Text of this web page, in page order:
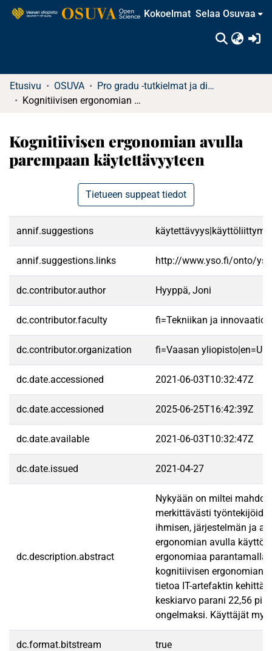
Kokoelmat Selaa Osuvaa
Etusivu OSUVA
Pro gradu -tutkielmat ja diplomityöt
Kognitiivisen ergonomian avulla parempaan käytettävyyteen
Kognitiivisen ergonomian avulla
parempaan käytettävyyteen
Tietueen suppeat tiedot
annif.suggestions
annif.suggestions.links http://www.yso.fi/onto/
dc.contributor.author Hyyppä, Joni
dc.contributor.faculty fi=Tekniikan ja
dc.contributor.organization fi=Vaasan
dc.date.accessioned 2021-06-03T10:32:47Z
dc.date.accessioned 2025-06-25T16:42:39Z
dc.date.available 2021-06-03T10:32:47Z
dc.date.issued 2021-04-27
dc.description.abstract
Nykyään on miltei
merkittävästi
ihmisen, järjestelmän ja
ergonomian avulla
ergonomiaa parantamalla
kognitiivisen ergonomian
tietoa IT-artefaktin
keskiarvo parani 22,56
ongelmaksi. Käyttäjät
dc.format.bitstream true